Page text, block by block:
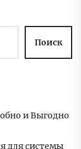
Поиск
и Выгодно
для системы